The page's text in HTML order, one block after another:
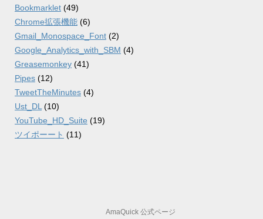
Bookmarklet (49)
Chrome拡張機能 (6)
Gmail_Monospace_Font (2)
Google_Analytics_with_SBM (4)
Greasemonkey (41)
Pipes (12)
TweetTheMinutes (4)
Ust_DL (10)
YouTube_HD_Suite (19)
ツイポーート (11)
AmaQuick 公式ページ